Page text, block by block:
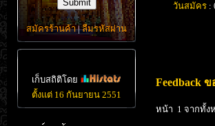
สมัครร้านค้า|ลืมรหัสผ่าน
เก็บสถิติโดย
ตั้งแต่ 16 กันยายน 2551
วันสมัคร :
Feedback
หน้า 1 จากทั้ง